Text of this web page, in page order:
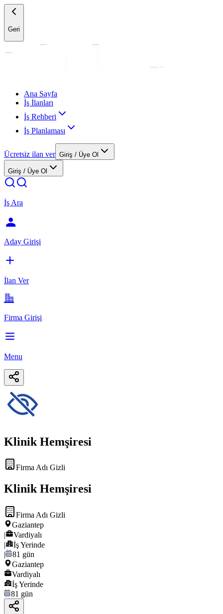
Geri
Ana Sayfa
İş İlanları
İş Rehberi
İş Planlaması
Ücretsiz ilan ver Giriş / Üye Ol
Giriş / Üye Ol
İş Ara
Aday Girişi
İlan Ver
Firma Girişi
Menu
Klinik Hemşiresi
Firma Adı Gizli
Klinik Hemşiresi
Firma Adı Gizli
Gaziantep
|
Vardiyalı
|
İş Yerinde
|
81 gün
Gaziantep
Vardiyalı
İş Yerinde
81 gün